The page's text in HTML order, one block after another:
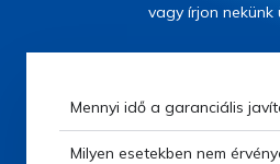
vagy írjon nekünk
Mennyi idő a garanciális
Milyen esetekben nem